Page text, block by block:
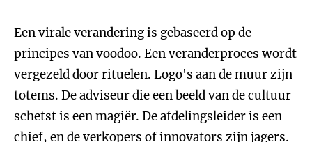
Een virale verandering is gebaseerd op de
principes van voodoo. Een veranderproces wordt
vergezeld door rituelen. Logo's aan de muur zijn
totems. De adviseur die een beeld van de cultuur
schetst is een magiër. De afdelingsleider is een
chief, en de verkopers of innovators zijn jagers.